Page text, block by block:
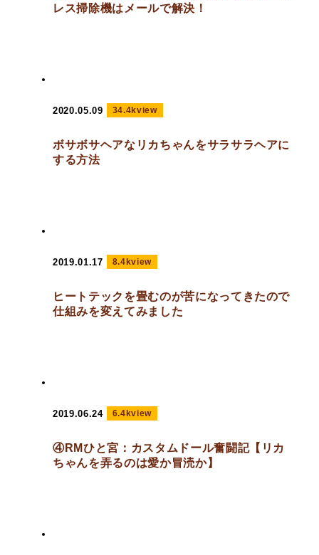
レス掃除機はメールで解決！
2020.05.09 34.4kview
ボサボサヘアなリカちゃんをサラサラヘアに
する方法
2019.01.17 8.4kview
ヒートテックを畳むのが苦になってきたので
仕組みを変えてみました
2019.06.24 6.4kview
④RMひと宮：カスタムドール奮闘記【リカ
ちゃんを弄るのは愛か冒涜か】